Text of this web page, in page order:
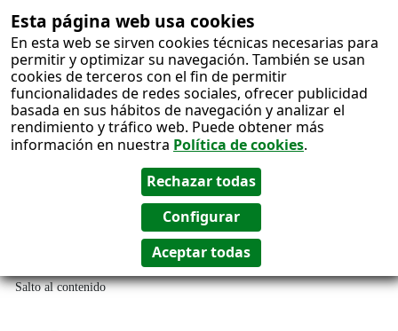
Esta página web usa cookies
En esta web se sirven cookies técnicas necesarias para
permitir y optimizar su navegación. También se usan
cookies de terceros con el fin de permitir
funcionalidades de redes sociales, ofrecer publicidad
basada en sus hábitos de navegación y analizar el
rendimiento y tráfico web. Puede obtener más
información en nuestra Política de cookies.
Salto al contenido